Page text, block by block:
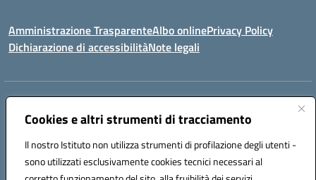
Cookies e altri strumenti di tracciamento
Il nostro Istituto non utilizza strumenti di profilazione degli utenti -
sono utilizzati esclusivamente cookies tecnici necessari al
Amministrazione TrasparenteAlbo onlinePrivacy Policy
Dichiarazione di accessibilitàNote legali
Centralino:
Posta elettronica certificata (PEC):tpis02200a@pec.istruzione.it
Codice fiscale: 93066580817
Codice meccanografico:TPIS02200A